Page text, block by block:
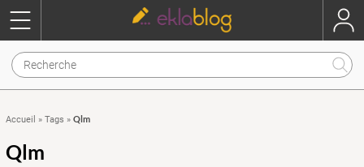
Accueil » Tags » Qlm
Qlm